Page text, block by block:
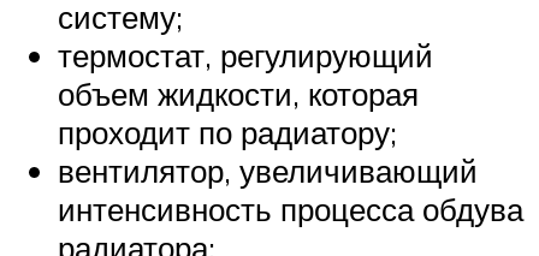
систему;
термостат, регулирующий
объем жидкости, которая
проходит по радиатору;
вентилятор, увеличивающий
интенсивность процесса обдува
радиатора;